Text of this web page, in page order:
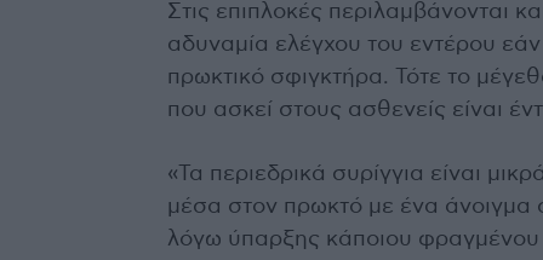
Στις επιπλοκές περιλαμβάνονται
αδυναμία ελέγχου του εντέρου
πρωκτικό σφιγκτήρα. Τότε το
που ασκεί στους ασθενείς είναι
«Τα περιεδρικά συρίγγια είναι
μέσα στον πρωκτό με ένα άνοιγμα
λόγω ύπαρξης κάποιου